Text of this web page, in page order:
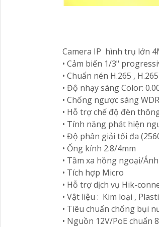
Camera IP hình trụ lớn
• Cảm biến 1/3"
• Chuẩn nén H.265 ,
• Độ nhạy sáng Color:
• Chống ngược sáng
• Hỗ trợ chế độ đèn
• Tính năng phát hiện
• Độ phân giải tối đa
• Ống kính 2.8/4mm
• Tầm xa hồng ngoại/
• Tích hợp Micro
• Hỗ trợ dịch vụ Hik-
• Vật liệu : Kim loại ,
• Tiêu chuẩn chống bụi
• Nguồn 12V/PoE chuẩn